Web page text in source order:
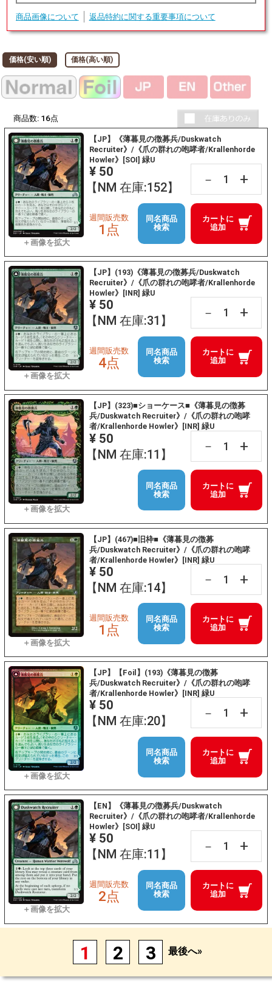
商品画像について 返品特約に関する重要事項について
価格(安い順) 価格(高い順)
商品数: 16点
【JP】《薄暮見の徴募兵/Duskwatch
Recruiter》/《爪の群れの咆哮者/Krallenhorde
Howler》[SOI] 緑U
¥ 50
【NM 在庫:152】
－ +
カートに
追加
週間販売数
1点
同名商品
検索
【JP】(193)《薄暮見の徴募兵/Duskwatch
Recruiter》/《爪の群れの咆哮者/Krallenhorde
Howler》[INR] 緑U
¥ 50
【NM 在庫:31】
－ +
カートに
追加
週間販売数
4点
同名商品
検索
【JP】(323)■ショーケース■《薄暮見の徴募
兵/Duskwatch Recruiter》/《爪の群れの咆哮
者/Krallenhorde Howler》[INR] 緑U
¥ 50
【NM 在庫:11】
－ +
カートに
追加
同名商品
検索
【JP】(467)■旧枠■《薄暮見の徴募
兵/Duskwatch Recruiter》/《爪の群れの咆哮
者/Krallenhorde Howler》[INR] 緑U
¥ 50
【NM 在庫:14】
－ +
カートに
追加
週間販売数
1点
同名商品
検索
【JP】【Foil】(193)《薄暮見の徴募
兵/Duskwatch Recruiter》/《爪の群れの咆哮
者/Krallenhorde Howler》[INR] 緑U
¥ 50
【NM 在庫:20】
－ +
カートに
追加
同名商品
検索
【EN】《薄暮見の徴募兵/Duskwatch
Recruiter》/《爪の群れの咆哮者/Krallenhorde
Howler》[SOI] 緑U
¥ 50
【NM 在庫:11】
－ +
カートに
追加
週間販売数
2点
同名商品
検索
1 2 3 最後へ»